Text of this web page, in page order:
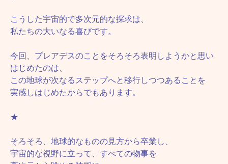
こうした宇宙的で多次元的な探求は、
私たちの大いなる喜びです。
今回、プレアデスのことをそろそろ表明しようかと思い
はじめたのは、
この地球が次なるステップへと移行しつつあることを
実感しはじめたからでもあります。
★
そろそろ、地球的なものの見方から卒業し、
宇宙的な視野に立って、すべての物事を